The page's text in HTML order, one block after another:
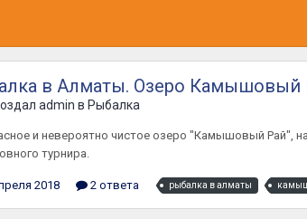
в Алматы. Озеро Камышовый
admin в Рыбалка
и невероятно чистое озеро "Камышовый Рай",
турнира.
2018 2 ответа рыбалка в алматы